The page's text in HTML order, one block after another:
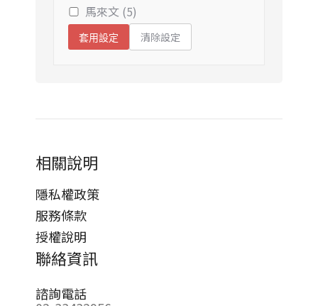
馬來文 (5)
套用設定 清除設定
相關說明
隱私權政策
服務條款
授權說明
聯絡資訊
諮詢電話